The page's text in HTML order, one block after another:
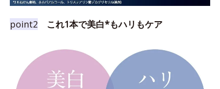
point2 これ1本で美白*もハリもケア